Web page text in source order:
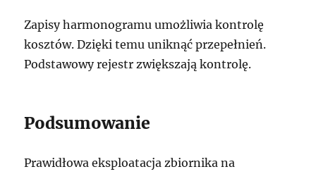
Zapisy harmonogramu umożliwia kontrolę
kosztów. Dzięki temu uniknąć przepełnień.
Podstawowy rejestr zwiększają kontrolę.
Podsumowanie
Prawidłowa eksploatacja zbiornika na